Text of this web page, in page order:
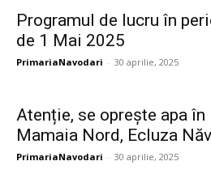
Programul de lucru în
de 1 Mai 2025
PrimariaNavodari - 30 aprilie, 2025
Atenție, se oprește apa în
Mamaia Nord, Ecluza
PrimariaNavodari - 30 aprilie, 2025